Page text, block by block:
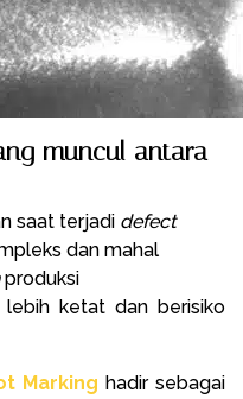
muncul antara
saat terjadi defect
dan mahal
produksi
ketat dan berisiko
Marking hadir sebagai